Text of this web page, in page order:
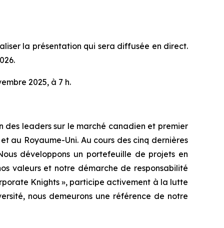
la présentation qui sera diffusée en direct.
2025, à 7 h.
des leaders sur le marché canadien et premier
au Royaume-Uni. Au cours des cinq dernières
développons un portefeuille de projets en
valeurs et notre démarche de responsabilité
Knights », participe activement à la lutte
nous demeurons une référence de notre